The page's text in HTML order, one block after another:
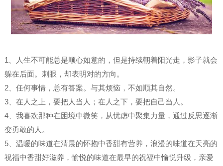
1、人生不可能总是顺心如意的，但是持续朝着阳光走，影子就会
躲在后面。刺眼，却表明对的方向。
2、任何事情，总有答案。与其烦恼，不如顺其自然。
3、在人之上，要把人当人；在人之下，要把自己当人。
4、我喜欢那种在困境中微笑，从忧虑中聚集力量，通过反思逐渐
变勇敢的人。
5、温暖的味道在清晨的怀抱中香甜有营养，浪漫的味道在天亮的
祝福中香甜好滋养，愉悦的味道在最早的祝福中愉悦升级，亲爱